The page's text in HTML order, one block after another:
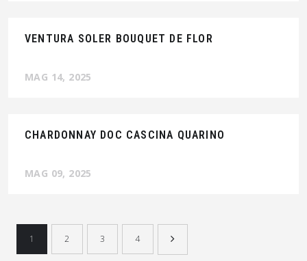
VENTURA SOLER BOUQUET DE FLOR
MAG 14, 2025
CHARDONNAY DOC CASCINA QUARINO
MAG 09, 2025
1 2 3 4